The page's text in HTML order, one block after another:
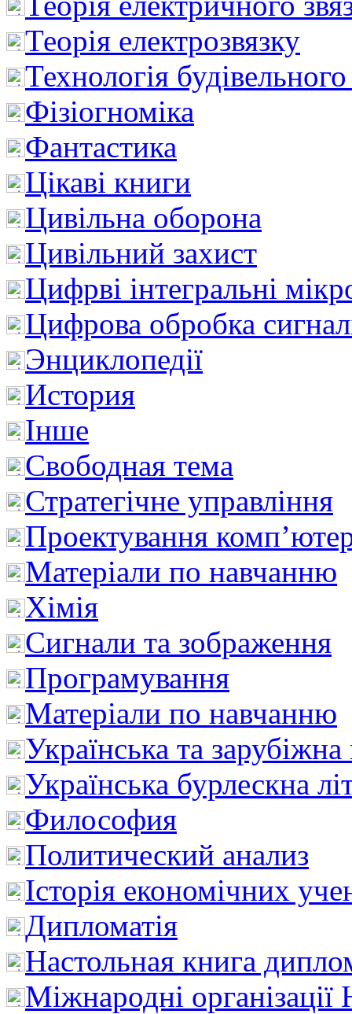
Теорія електрозвязку
Технологія
Фізіогноміка
Фантастика
Цікаві книги
Цивільна оборона
Цивільний захист
Цифрві інтегральні
Цифрова обробка
Энциклопедії
История
Інше
Свободная тема
Стратегічне управління
Проектування
Матеріали по навчанню
Хімія
Сигнали та зображення
Програмування
Матеріали по навчанню
Українська та зарубіжна
Українська бурлескна
Философия
Политический анализ
Історія економічних
Дипломатія
Настольная книга
Міжнародні